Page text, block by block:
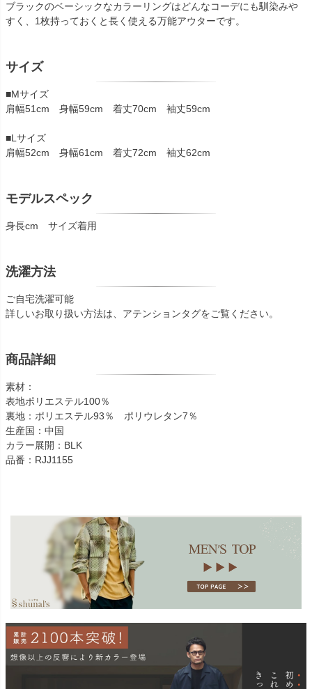
ブラックのベーシックなカラーリングはどんなコーデにも馴染みや
すく、1枚持っておくと長く使える万能アウターです。
サイズ
■Mサイズ
肩幅51cm 身幅59cm 着丈70cm 袖丈59cm
■Lサイズ
肩幅52cm 身幅61cm 着丈72cm 袖丈62cm
モデルスペック
身長cm サイズ着用
洗濯方法
ご自宅洗濯可能
詳しいお取り扱い方法は、アテンションタグをご覧ください。
商品詳細
素材：
表地ポリエステル100％
裏地：ポリエステル93％ ポリウレタン7％
生産国：中国
カラー展開：BLK
品番：RJJ1155